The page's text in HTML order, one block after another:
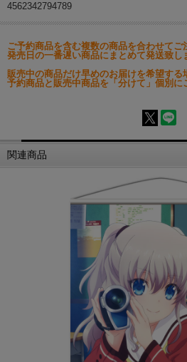
4562342794789
ご予約商品を含む複数の商品を合わせてご
発売日の一番遅い商品にまとめて発送致し
販売中の商品だけ早めのお届けを希望する
予約商品と販売中商品を「分けて」個別に
関連商品